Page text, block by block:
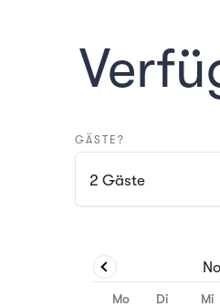
GÄSTE?
2 Gäste
Mo Di Mi